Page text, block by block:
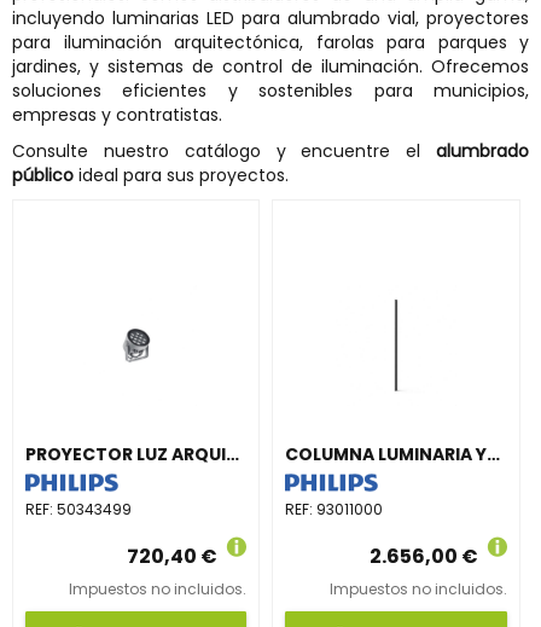
incluyendo luminarias LED para alumbrado vial, proyectores
para iluminación arquitectónica, farolas para parques y
jardines, y sistemas de control de iluminación. Ofrecemos
soluciones eficientes y sostenibles para municipios,
empresas y contratistas.
Consulte nuestro catálogo y encuentre el alumbrado
público ideal para sus proyectos.
PROYECTOR LUZ ARQUITECTÓNICA BVP371 12LED 27K 220V 10° DMX 24W HE
REF: 50343499
720,40 €
Impuestos no incluidos.
COLUMNA LUMINARIA YHB730 PL-FLG 3R PLT 6000/8000 PD RAL
REF: 93011000
2.656,00 €
Impuestos no incluidos.